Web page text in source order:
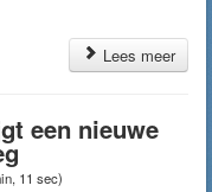
Lees meer
een nieuwe
11 sec)